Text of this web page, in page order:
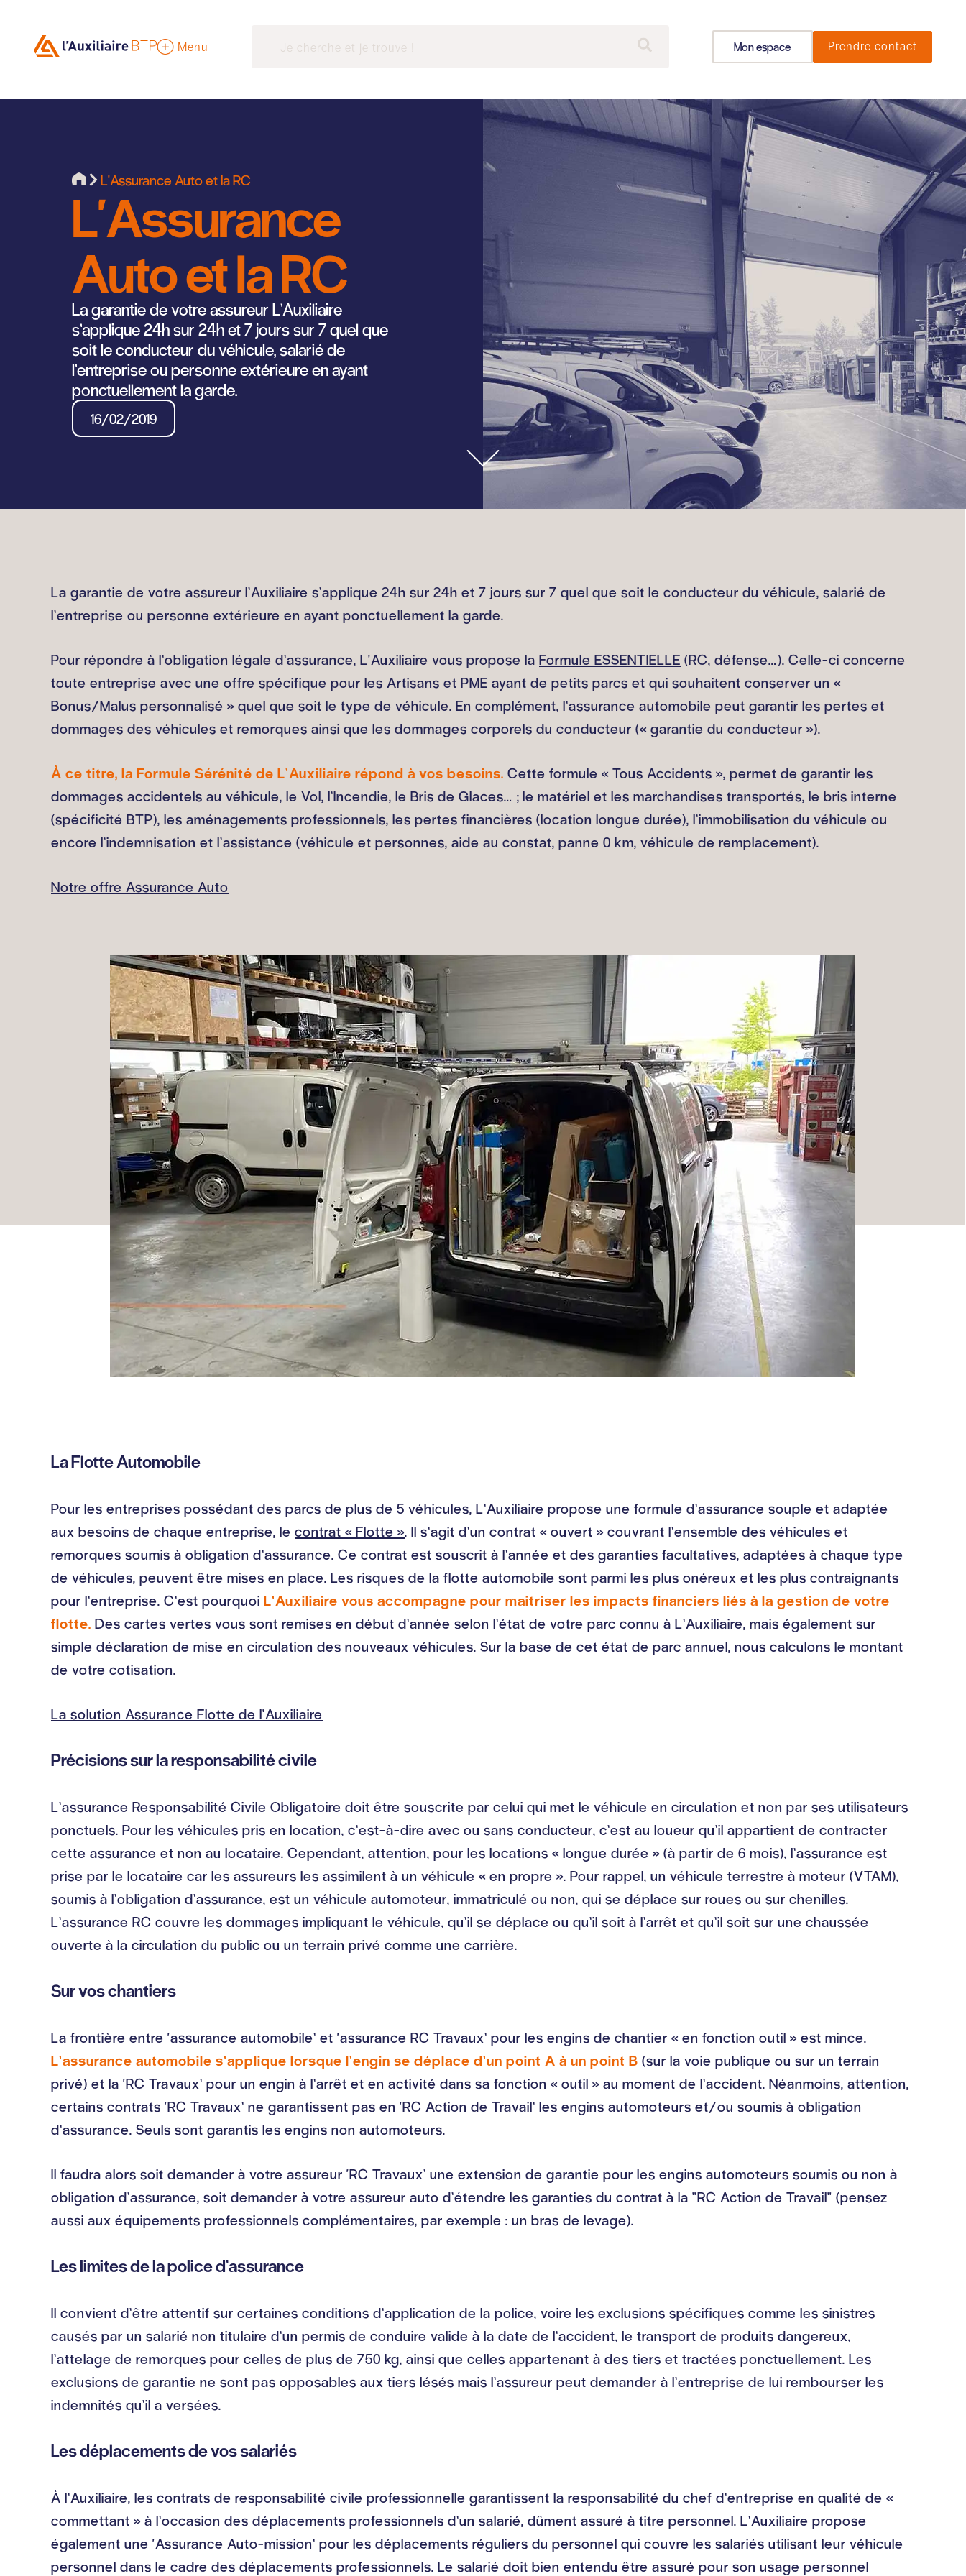
Menu Mon espace Prendre contact
L'Assurance Auto et la RC
L'Assurance
Auto et la RC
La garantie de votre assureur L’Auxiliaire
s’applique 24h sur 24h et 7 jours sur 7 quel que
soit le conducteur du véhicule, salarié de
l’entreprise ou personne extérieure en ayant
ponctuellement la garde.
16/02/2019
La garantie de votre assureur l’Auxiliaire s’applique 24h sur 24h et 7 jours sur 7 quel que soit le conducteur du véhicule, salarié de
l’entreprise ou personne extérieure en ayant ponctuellement la garde.
Pour répondre à l’obligation légale d’assurance, L'Auxiliaire vous propose la Formule ESSENTIELLE (RC, défense…). Celle-ci concerne
toute entreprise avec une offre spécifique pour les Artisans et PME ayant de petits parcs et qui souhaitent conserver un «
Bonus/Malus personnalisé » quel que soit le type de véhicule. En complément, l’assurance automobile peut garantir les pertes et
dommages des véhicules et remorques ainsi que les dommages corporels du conducteur (« garantie du conducteur »).
À ce titre, la Formule Sérénité de L’Auxiliaire répond à vos besoins. Cette formule « Tous Accidents », permet de garantir les
dommages accidentels au véhicule, le Vol, l’Incendie, le Bris de Glaces… ; le matériel et les marchandises transportés, le bris interne
(spécificité BTP), les aménagements professionnels, les pertes financières (location longue durée), l’immobilisation du véhicule ou
encore l’indemnisation et l’assistance (véhicule et personnes, aide au constat, panne 0 km, véhicule de remplacement).
Notre offre Assurance Auto
La Flotte Automobile
Pour les entreprises possédant des parcs de plus de 5 véhicules, L’Auxiliaire propose une formule d’assurance souple et adaptée
aux besoins de chaque entreprise, le contrat « Flotte ». Il s’agit d’un contrat « ouvert » couvrant l’ensemble des véhicules et
remorques soumis à obligation d’assurance. Ce contrat est souscrit à l’année et des garanties facultatives, adaptées à chaque type
de véhicules, peuvent être mises en place. Les risques de la flotte automobile sont parmi les plus onéreux et les plus contraignants
pour l’entreprise. C’est pourquoi L’Auxiliaire vous accompagne pour maitriser les impacts financiers liés à la gestion de votre
flotte. Des cartes vertes vous sont remises en début d’année selon l’état de votre parc connu à L’Auxiliaire, mais également sur
simple déclaration de mise en circulation des nouveaux véhicules. Sur la base de cet état de parc annuel, nous calculons le montant
de votre cotisation.
La solution Assurance Flotte de l'Auxiliaire
Précisions sur la responsabilité civile
L’assurance Responsabilité Civile Obligatoire doit être souscrite par celui qui met le véhicule en circulation et non par ses utilisateurs
ponctuels. Pour les véhicules pris en location, c’est-à-dire avec ou sans conducteur, c’est au loueur qu’il appartient de contracter
cette assurance et non au locataire. Cependant, attention, pour les locations « longue durée » (à partir de 6 mois), l’assurance est
prise par le locataire car les assureurs les assimilent à un véhicule « en propre ». Pour rappel, un véhicule terrestre à moteur (VTAM),
soumis à l’obligation d’assurance, est un véhicule automoteur, immatriculé ou non, qui se déplace sur roues ou sur chenilles.
L’assurance RC couvre les dommages impliquant le véhicule, qu’il se déplace ou qu’il soit à l’arrêt et qu’il soit sur une chaussée
ouverte à la circulation du public ou un terrain privé comme une carrière.
Sur vos chantiers
La frontière entre ‘assurance automobile’ et ‘assurance RC Travaux’ pour les engins de chantier « en fonction outil » est mince.
L’assurance automobile s’applique lorsque l’engin se déplace d’un point A à un point B (sur la voie publique ou sur un terrain
privé) et la ‘RC Travaux’ pour un engin à l’arrêt et en activité dans sa fonction « outil » au moment de l’accident. Néanmoins, attention,
certains contrats ‘RC Travaux’ ne garantissent pas en ‘RC Action de Travail’ les engins automoteurs et/ou soumis à obligation
d’assurance. Seuls sont garantis les engins non automoteurs.
Il faudra alors soit demander à votre assureur ‘RC Travaux’ une extension de garantie pour les engins automoteurs soumis ou non à
obligation d’assurance, soit demander à votre assureur auto d’étendre les garanties du contrat à la "RC Action de Travail" (pensez
aussi aux équipements professionnels complémentaires, par exemple : un bras de levage).
Les limites de la police d’assurance
Il convient d’être attentif sur certaines conditions d’application de la police, voire les exclusions spécifiques comme les sinistres
causés par un salarié non titulaire d’un permis de conduire valide à la date de l’accident, le transport de produits dangereux,
l’attelage de remorques pour celles de plus de 750 kg, ainsi que celles appartenant à des tiers et tractées ponctuellement. Les
exclusions de garantie ne sont pas opposables aux tiers lésés mais l’assureur peut demander à l’entreprise de lui rembourser les
indemnités qu’il a versées.
Les déplacements de vos salariés
À l’Auxiliaire, les contrats de responsabilité civile professionnelle garantissent la responsabilité du chef d’entreprise en qualité de «
commettant » à l’occasion des déplacements professionnels d’un salarié, dûment assuré à titre personnel. L’Auxiliaire propose
également une ‘Assurance Auto-mission’ pour les déplacements réguliers du personnel qui couvre les salariés utilisant leur véhicule
personnel dans le cadre des déplacements professionnels. Le salarié doit bien entendu être assuré pour son usage personnel